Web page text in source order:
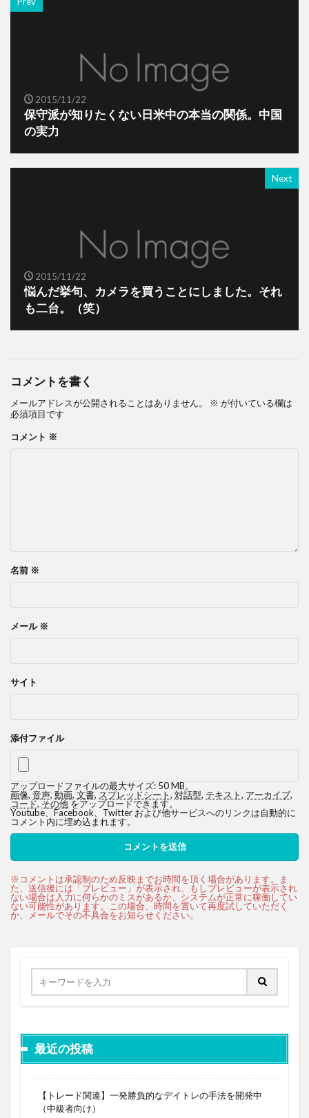
2015/11/22
保守派が知りたくない日米中の本当の関係。中国
の実力
Next
2015/11/22
悩んだ挙句、カメラを買うことにしました。それ
も二台。（笑）
コメントを書く
メールアドレスが公開されることはありません。 ※ が付いている欄は
必須項目です
コメント ※
名前 ※
メール ※
サイト
添付ファイル
アップロードファイルの最大サイズ: 50 MB。
画像, 音声, 動画, 文書, スプレッドシート, 対話型, テキスト, アーカイブ,
コード,その他をアップロードできます。
Youtube、Facebook、Twitter および他サービスへのリンクは自動的に
コメント内に埋め込まれます。
最近の投稿
【トレード関連】一発勝負的なデイトレの手法を開発中
（中級者向け）